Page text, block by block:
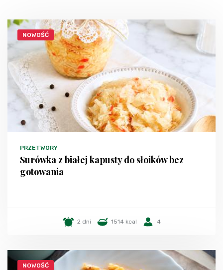
NOWOŚĆ
PRZETWORY
Surówka z białej kapusty do słoików bez
gotowania
2 dni 1514 kcal 4
NOWOŚĆ